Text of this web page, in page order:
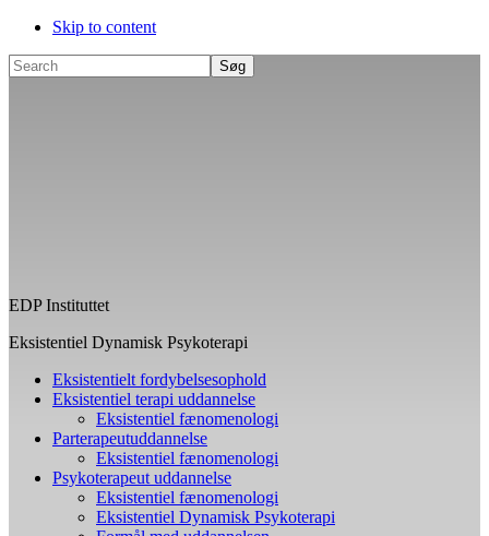
Skip to content
Search
EDP Instituttet
Eksistentiel Dynamisk Psykoterapi
Eksistentielt fordybelsesophold
Eksistentiel terapi uddannelse
Eksistentiel fænomenologi
Parterapeutuddannelse
Eksistentiel fænomenologi
Psykoterapeut uddannelse
Eksistentiel fænomenologi
Eksistentiel Dynamisk Psykoterapi